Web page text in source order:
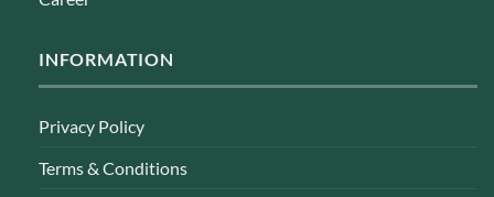
INFORMATION
Privacy Policy
Terms & Conditions